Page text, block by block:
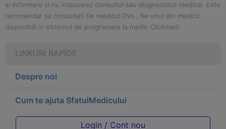
si informare si nu inlocuiesc consultul sau diagnosticul medical. Este
recomandat sa consultati fie medicul Dvs., fie unul din medicii
disponibili in sistemul de programare la medic Clickmed.
LINKURI RAPIDE
Despre noi
Cum te ajuta SfatulMedicului
Login / Cont nou